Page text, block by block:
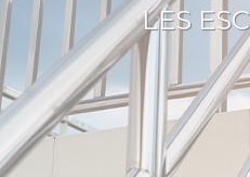
LES